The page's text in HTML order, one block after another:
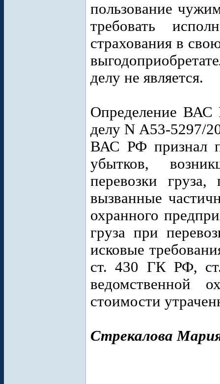
пользование
требовать
страхования в
делу не является.
Определение
делу N А53-5297/
ВАС РФ признал
убытков,
перевозки груза,
вызванные
охранного
груза при
исковые
ст. 430 ГК РФ,
ведомственной
стоимости
Стрекалова